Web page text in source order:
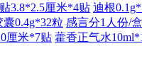
3.8*2.5厘米*4贴 迪根
0.4g*32粒 感言分1人份/盒
厘米*7贴 藿香正气水